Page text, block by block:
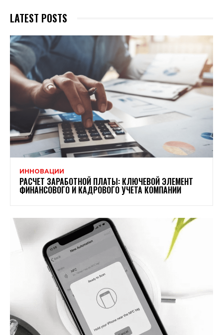
LATEST POSTS
ИННОВАЦИИ
РАСЧЕТ ЗАРАБОТНОЙ ПЛАТЫ: КЛЮЧЕВОЙ ЭЛЕМЕНТ
ФИНАНСОВОГО И КАДРОВОГО УЧЕТА КОМПАНИИ